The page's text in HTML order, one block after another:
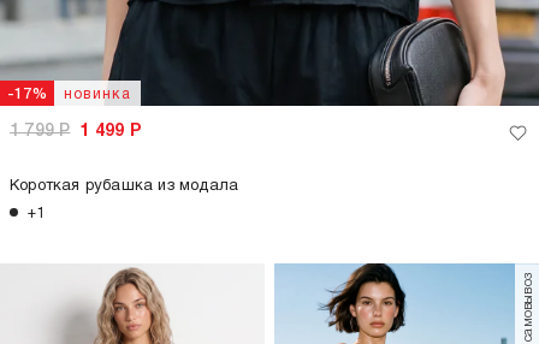
-17% новинка
1 799Р 1 499 Р
Короткая рубашка из модала
+1